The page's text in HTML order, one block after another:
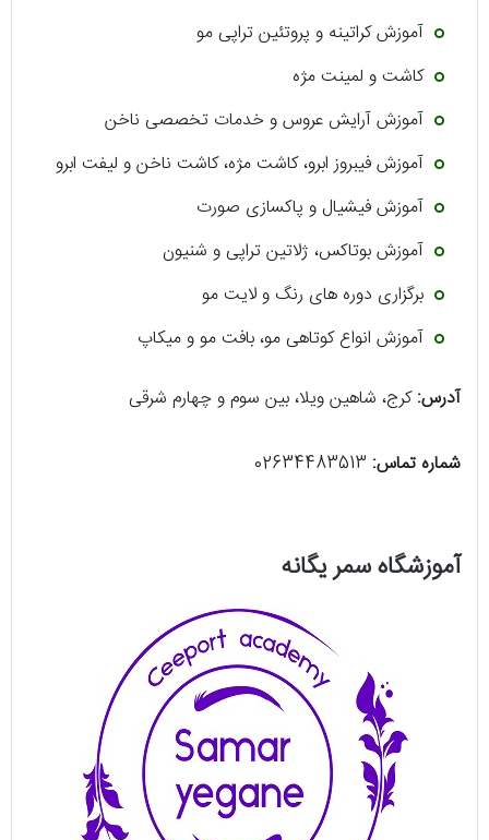
آموزش کراتینه و پروتئین تراپی مو
کاشت و لمینت مژه
آموزش آرایش عروس و خدمات تخصصی ناخن
آموزش فیبروز ابرو، کاشت مژه، کاشت ناخن و لیفت ابرو
آموزش فیشیال و پاکسازی صورت
آموزش بوتاکس، ژلاتین تراپی و شنیون
برگزاری دوره‌ های رنگ و لایت مو
آموزش انواع کوتاهی مو، بافت مو و میکاپ
آدرس:کرج، شاهین ویلا، بین سوم و چهارم شرقی
شماره تماس: 02634483513
آموزشگاه سمر یگانه